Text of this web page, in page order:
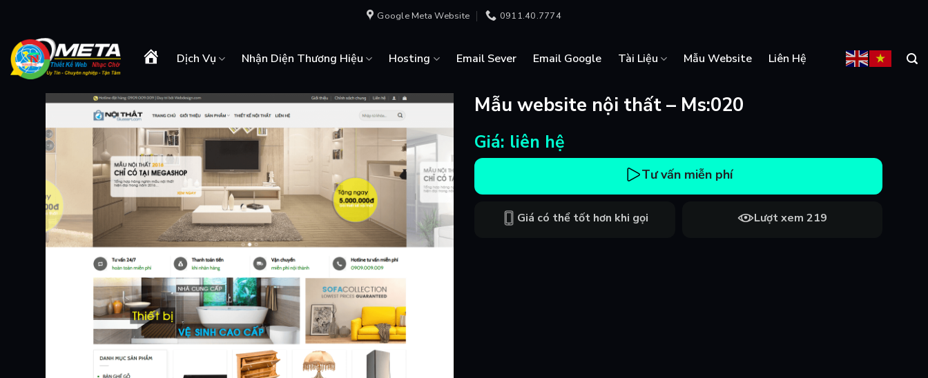
content
Google Meta Website 0911.40.7774
Trang Dịch Vụ Nhận Diện Thương Hiệu Hosting Email Sever Email Google Tài Liệu Mẫu Website Liên Hệ
Mẫu website nội thất – Ms:020
Giá: liên hệ
Tư vấn miễn phí
Giá có thể tốt hơn khi gọi Lượt xem 219